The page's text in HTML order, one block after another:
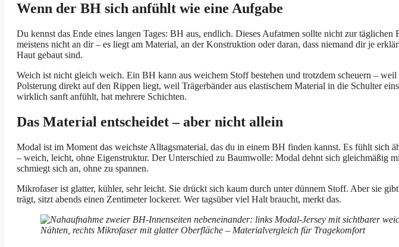
Wenn der BH sich anfühlt wie eine Aufgabe
Du kennst das Ende eines langen Tages: BH aus, endlich. Dieses Aufatmen sollte nicht zur täglichen
meistens nicht an dir – es liegt am Material, an der Konstruktion oder daran, dass niemand dir je
Haut gebaut sind.
Weich ist nicht gleich weich. Ein BH kann aus weichem Stoff bestehen und trotzdem scheuern –
Polsterung direkt auf den Rippen liegt, weil Trägerbänder aus elastischem Material in die Schulter
wirklich sanft anfühlt, hat mehrere Schichten.
Das Material entscheidet – aber nicht allein
Modal ist im Moment das weichste Alltagsmaterial, das du in einem BH finden kannst. Es fühlt sich
– weich, leicht, ohne Eigenstruktur. Der Unterschied zu Baumwolle: Modal dehnt sich gleichmäßig
schmiegt sich an, ohne zu spannen.
Mikrofaser ist glatter, kühler, sehr leicht. Sie drückt sich kaum durch unter dünnem Stoff. Aber sie
trägt, sitzt abends einen Zentimeter lockerer. Wer tagsüber viel Halt braucht, merkt das.